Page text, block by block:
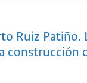
Ruiz
construcción